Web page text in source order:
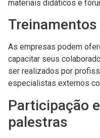
materiais didáticos e
As empresas podem
capacitar seus
ser realizados por
especialistas externos
Participação
palestras